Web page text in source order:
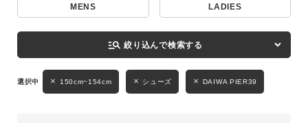
MENS LADIES
manage_search 絞り込んで検索する
150cm~154cm シューズ DAIWA PIER39